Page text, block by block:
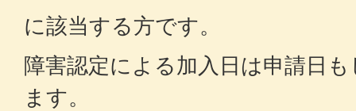
に該当する方です。
障害認定による加入日は申請日
ます。